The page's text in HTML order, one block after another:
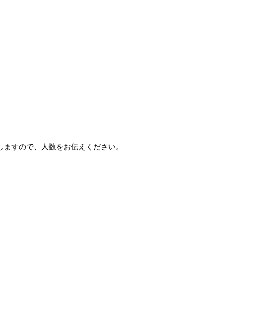
すので、人数をお伝えください。